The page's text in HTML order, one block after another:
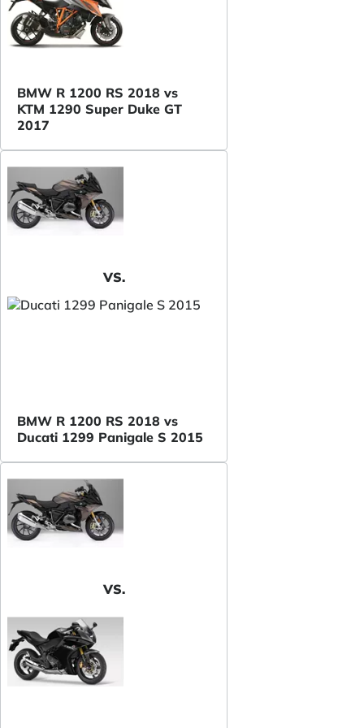
BMW R 1200 RS 2018 vs
KTM 1290 Super Duke GT
2017
VS.
BMW R 1200 RS 2018 vs
Ducati 1299 Panigale S 2015
VS.